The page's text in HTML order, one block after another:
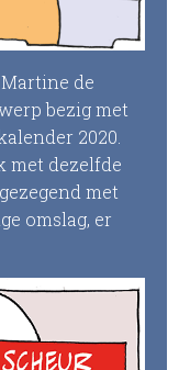
de
bezig met
2020.
met dezelfde
met
omslag, er